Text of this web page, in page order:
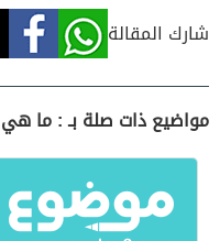
شارك المقالة
مواضيع ذات صلة بـ : ما هي